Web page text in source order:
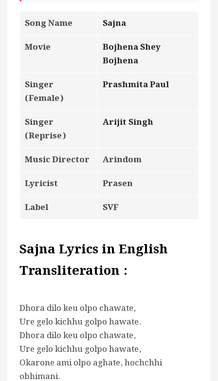
Song Name
Sajna
Movie
Bojhena Shey
Bojhena
Singer
(Female)
Prashmita Paul
Singer
(Reprise)
Arijit Singh
Music Director
Arindom
Lyricist
Prasen
Label
SVF
Sajna Lyrics in English
Transliteration :
Dhora dilo keu olpo chawate,
Ure gelo kichhu golpo hawate.
Dhora dilo keu olpo chawate,
Ure gelo kichhu golpo hawate,
Okarone ami olpo aghate, hochchhi
obhimani.